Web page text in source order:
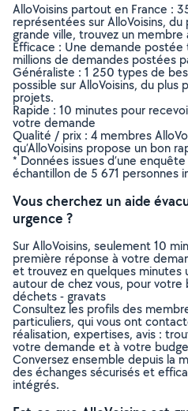
AlloVoisins partout en France :
représentées sur AlloVoisins,
grande ville, trouvez un
Efficace : Une demande
millions de demandes postées
Généraliste : 1 250 types de
possible sur AlloVoisins, du plus
projets.
Rapide : 10 minutes pour
votre demande
Qualité / prix : 4 membres
qu’AlloVoisins propose un bon
* Données issues d’une
échantillon de 5 671 personnes
Vous cherchez un aide
urgence ?
Sur AlloVoisins, seulement 10
première réponse à votre
et trouvez en quelques minutes
autour de chez vous, pour
déchets - gravats
Consultez les profils des
particuliers, qui vous ont
réalisation, expertises, avis :
votre demande et à votre
Conversez ensemble depuis la
des échanges sécurisés et
intégrés.